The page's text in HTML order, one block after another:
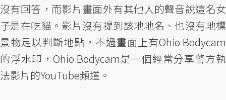
沒有回答，而影片畫面外有其他人的聲音說這名女
子是在吃貓。影片沒有提到該地地名、也沒有地標
景物足以判斷地點，不過畫面上有Ohio Bodycam
的浮水印，Ohio Bodycam是一個經常分享警方執
法影片的YouTube頻道。